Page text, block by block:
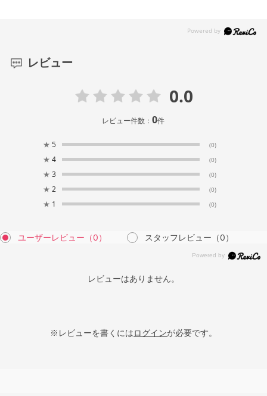
レビュー
0.0
レビュー件数：0件
★ 5 (0)
★ 4 (0)
★ 3 (0)
★ 2 (0)
★ 1 (0)
ユーザーレビュー （0） スタッフレビュー （0）
レビューはありません。
※レビューを書くにはログインが必要です。